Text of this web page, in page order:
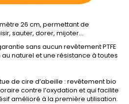
26 cm, permettant de
sauter, dorer, mijoter...
sans aucun revêtement PTFE
au naturel et une résistance à toutes
de cire d’abeille : revêtement bio
contre l’oxydation et qui facilite
amélioré à la première utilisation.